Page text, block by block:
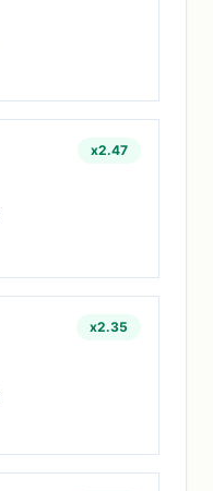
x2.47
x2.35